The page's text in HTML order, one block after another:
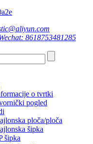
8618753481285
o tvrtki
pogled
ploča/ploča
šipka
šipka